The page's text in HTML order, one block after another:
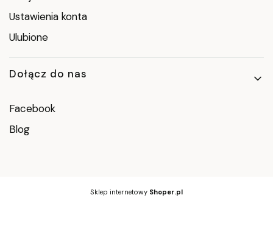
Ustawienia konta
Ulubione
Dołącz do nas
Facebook
Blog
Sklep internetowy Shoper.pl